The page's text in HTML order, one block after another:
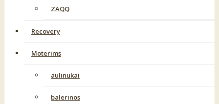
ZAQQ
Recovery
Moterims
aulinukai
balerinos